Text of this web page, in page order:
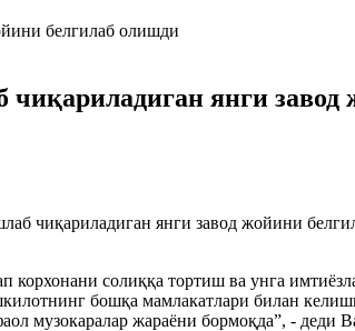
янги
чиқариладиган янги завод жойини
солиққа тортиш ва унга
бошқа мамлакатлари билан
жараёни бормоқда”, - деди